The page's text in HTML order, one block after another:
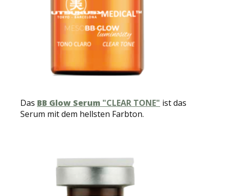
Das BB Glow Serum "CLEAR TONE" ist das
Serum mit dem hellsten Farbton.